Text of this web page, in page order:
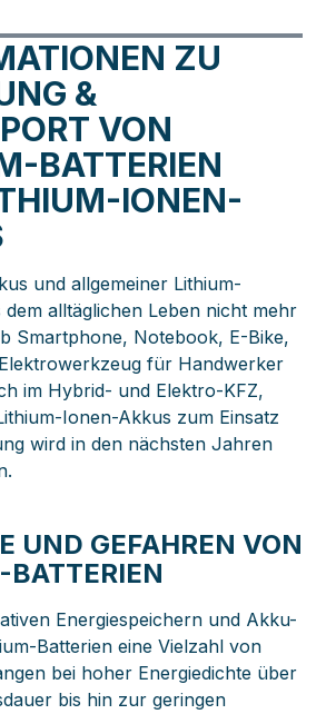
ZU
&
VON
BATTERIEN
IONEN-
und allgemeiner Lithium-
dem alltäglichen Leben nicht mehr
Smartphone, Notebook, E-Bike,
für Handwerker
im Hybrid- und Elektro-KFZ,
Ionen-Akkus zum Einsatz
wird in den nächsten Jahren
UND GEFAHREN VON
Energiespeichern und Akku-
Batterien eine Vielzahl von
bei hoher Energiedichte über
bis hin zur geringen